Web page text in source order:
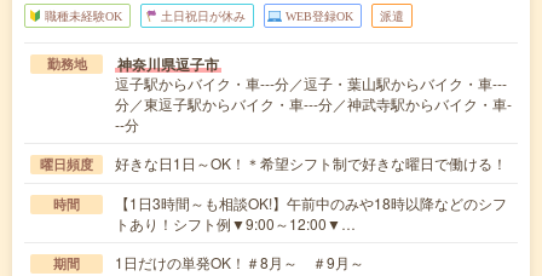
職種未経験OK 土日祝日が休み WEB登録OK 派遣
勤務地 神奈川県逗子市
逗子駅からバイク・車---分／逗子・葉山駅からバイク・車---
分／東逗子駅からバイク・車---分／神武寺駅からバイク・車-
--分
曜日頻度 好きな日1日～OK！＊希望シフト制で好きな曜日で働ける！
時間
【1日3時間～も相談OK!】午前中のみや18時以降などのシフ
トあり！シフト例▼9:00～12:00▼…
期間 1日だけの単発OK！＃8月～ ＃9月～